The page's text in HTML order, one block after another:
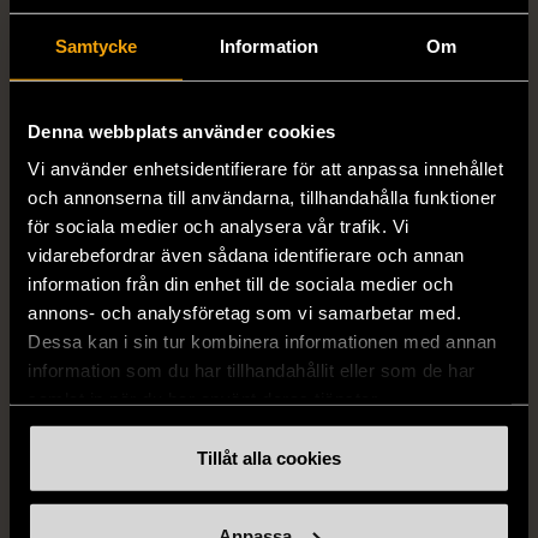
Samtycke Information Om
Denna webbplats använder cookies
Vi använder enhetsidentifierare för att anpassa innehållet
och annonserna till användarna, tillhandahålla funktioner
för sociala medier och analysera vår trafik. Vi
vidarebefordrar även sådana identifierare och annan
information från din enhet till de sociala medier och
annons- och analysföretag som vi samarbetar med.
Dessa kan i sin tur kombinera informationen med annan
information som du har tillhandahållit eller som de har
Tillåt alla cookies
1/5
Svart klädhängare med
sfärer
Använt skick
699 kr
1/5
IKEA Anne Nilsson Vas
med unik form
Gott skick
199 kr